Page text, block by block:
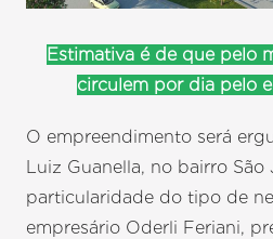
Estimativa é de que pelo
circulem por dia pelo
O empreendimento será
Luiz Guanella, no bairro São
particularidade do tipo de
empresário Oderli Feriani,